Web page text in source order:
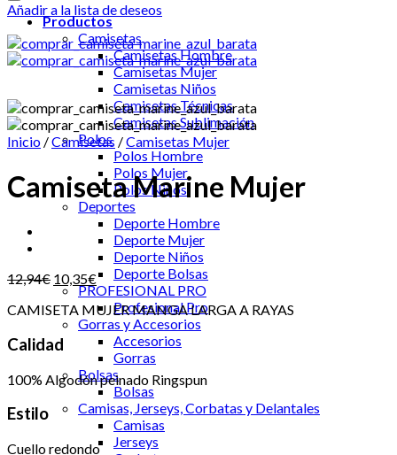
Productos
Camisetas
Camisetas Hombre
Camisetas Mujer
Camisetas Niños
Camisetas Técnicas
Camisetas Sublimación
Polos
Polos Hombre
Polos Mujer
Polos Niños
Deportes
Deporte Hombre
Deporte Mujer
Deporte Niños
Deporte Bolsas
PROFESIONAL PRO
Profesional Pro
Gorras y Accesorios
Accesorios
Gorras
Bolsas
Bolsas
Camisas, Jerseys, Corbatas y Delantales
Camisas
Jerseys
Añadir a la lista de deseos
Inicio /Camisetas /Camisetas Mujer
Camiseta Marine Mujer
12,94€ 10,35€
CAMISETA MUJER MANGA LARGA A RAYAS
Calidad
100% Algodón peinado Ringspun
Estilo
Cuello redondo